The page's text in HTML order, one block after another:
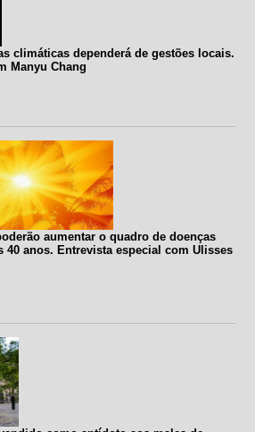
climáticas dependerá de gestões locais.
Manyu Chang
aumentar o quadro de doenças
anos. Entrevista especial com Ulisses